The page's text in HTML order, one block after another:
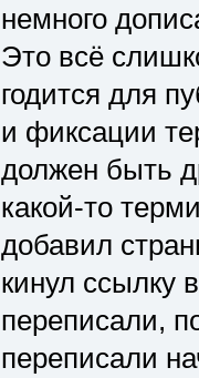
немного
Это всё
годится для
и фиксации
должен быть
какой-то
добавил
кинул ссылку
переписали,
переписали